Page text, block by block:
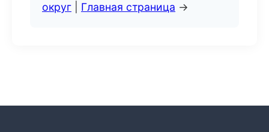
округ
Главная страница →